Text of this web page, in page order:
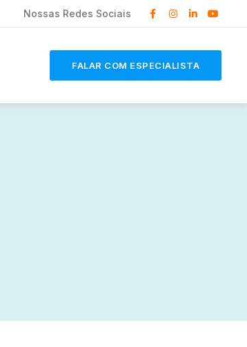
Nossas Redes Sociais
FALAR COM ESPECIALISTA